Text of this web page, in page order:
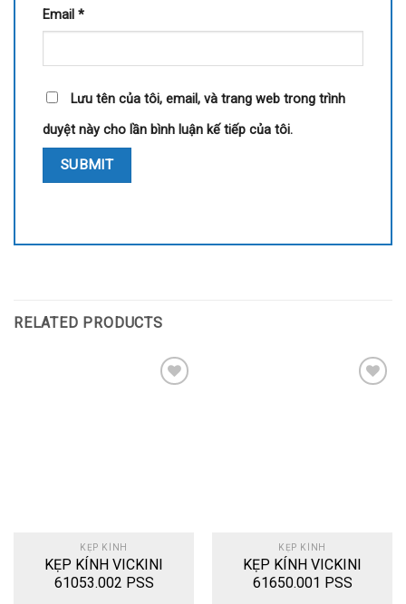
Email *
Lưu tên của tôi, email, và trang web trong trình
duyệt này cho lần bình luận kế tiếp của tôi.
RELATED PRODUCTS
KẸP KÍNH
KẸP KÍNH VICKINI
61053.002 PSS
KẸP KÍNH
KẸP KÍNH VICKINI
61650.001 PSS